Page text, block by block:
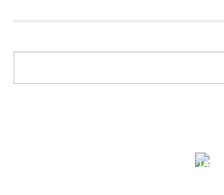
النفاذ إلى المعلومة